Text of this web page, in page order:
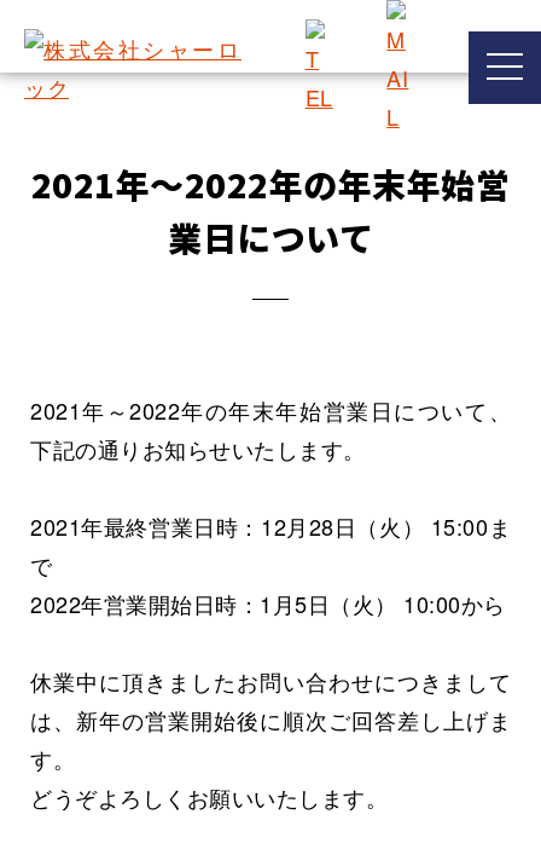
2021年～2022年の年末年始営
業日について
2021年～2022年の年末年始営業日について、
下記の通りお知らせいたします。
2021年最終営業日時：12月28日（火） 15:00ま
で
2022年営業開始日時：1月5日（火） 10:00から
休業中に頂きましたお問い合わせにつきまして
は、新年の営業開始後に順次ご回答差し上げま
す。
どうぞよろしくお願いいたします。